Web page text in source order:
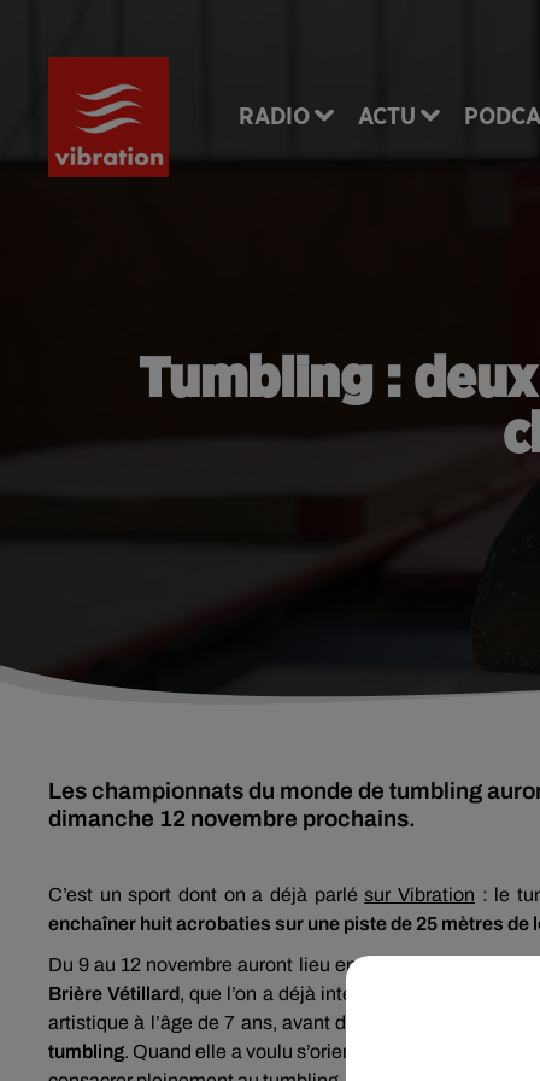
RADIO ACTU
Tumbling :
Les championnats du monde de tumbling
dimanche 12 novembre prochains.
C’est un sport dont on a déjà parlésur Vibration : le
enchaîner huit acrobaties sur une piste de 25 mètres de
Du 9 au 12 novembre auront lieu en Angleterre les
Brière Vétillard, que l’on a déjà interviewée l’an dernier,
artistique à l’âge de 7 ans, avant de commencer le
tumbling. Quand elle a voulu s’orienter vers le haut